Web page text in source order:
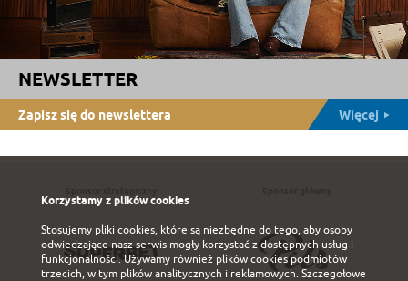
NEWSLETTER
Zapisz się do newslettera Więcej
Korzystamy z plików cookies
Stosujemy pliki cookies, które są niezbędne do tego, aby osoby
odwiedzające nasz serwis mogły korzystać z dostępnych usług i
funkcjonalności. Używamy również plików cookies podmiotów
trzecich, w tym plików analitycznych i reklamowych. Szczegołowe